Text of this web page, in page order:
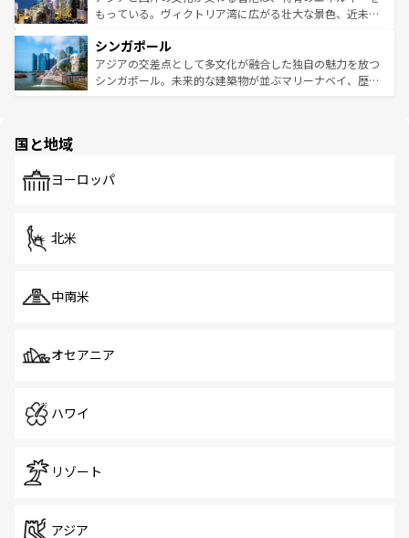
が旅行者を迎えてくれるので、きっと忘れられない旅にな
参照してほしい。
いビーチでリゾート気分を楽しむことができる。タイ料理
激する。気候は一年中温暖で、どの季節にも異なる楽しみ
が待っている。親しみやすいタイの人々、仏教を中心とし
た文化、そして多様な観光資源が、訪れる旅人を魅了し続
もっている。ヴィクトリア湾に広がる壮大な景色、近未来
み、どこを訪れても感動するはず。観光スポットが密集し
ており、効率よく見どころを回れるのも魅力。息をのむよ
うな絶景から文化的な体験まで、香港を存分に楽しみ尽く
シンガポール
アジアの交差点として多文化が融合した独自の魅力を放つ
シンガポール。未来的な建築物が並ぶマリーナベイ、歴史
で、ホーカーズは地元の風情を楽しめる外せないスポット
国と地域
ヨーロッパ
北米
中南米
オセアニア
ハワイ
リゾート
アジア